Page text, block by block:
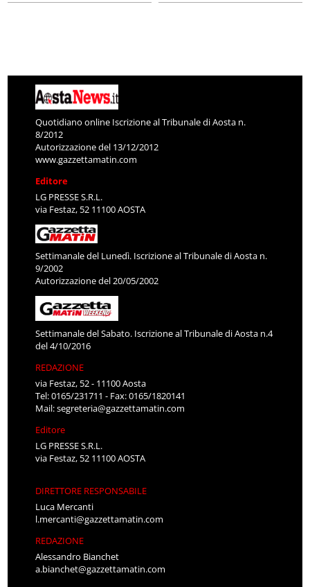
Quotidiano online Iscrizione al Tribunale di Aosta n.
8/2012
Autorizzazione del 13/12/2012
www.gazzettamatin.com
Editore
LG PRESSE S.R.L.
via Festaz, 52 11100 AOSTA
Settimanale del Lunedì. Iscrizione al Tribunale di Aosta n.
9/2002
Autorizzazione del 20/05/2002
Settimanale del Sabato. Iscrizione al Tribunale di Aosta n.4
del 4/10/2016
REDAZIONE
via Festaz, 52 - 11100 Aosta
Tel: 0165/231711 - Fax: 0165/1820141
Mail:segreteria@gazzettamatin.com
Editore
LG PRESSE S.R.L.
via Festaz, 52 11100 AOSTA
DIRETTORE RESPONSABILE
Luca Mercanti
l.mercanti@gazzettamatin.com
REDAZIONE
Alessandro Bianchet
a.bianchet@gazzettamatin.com